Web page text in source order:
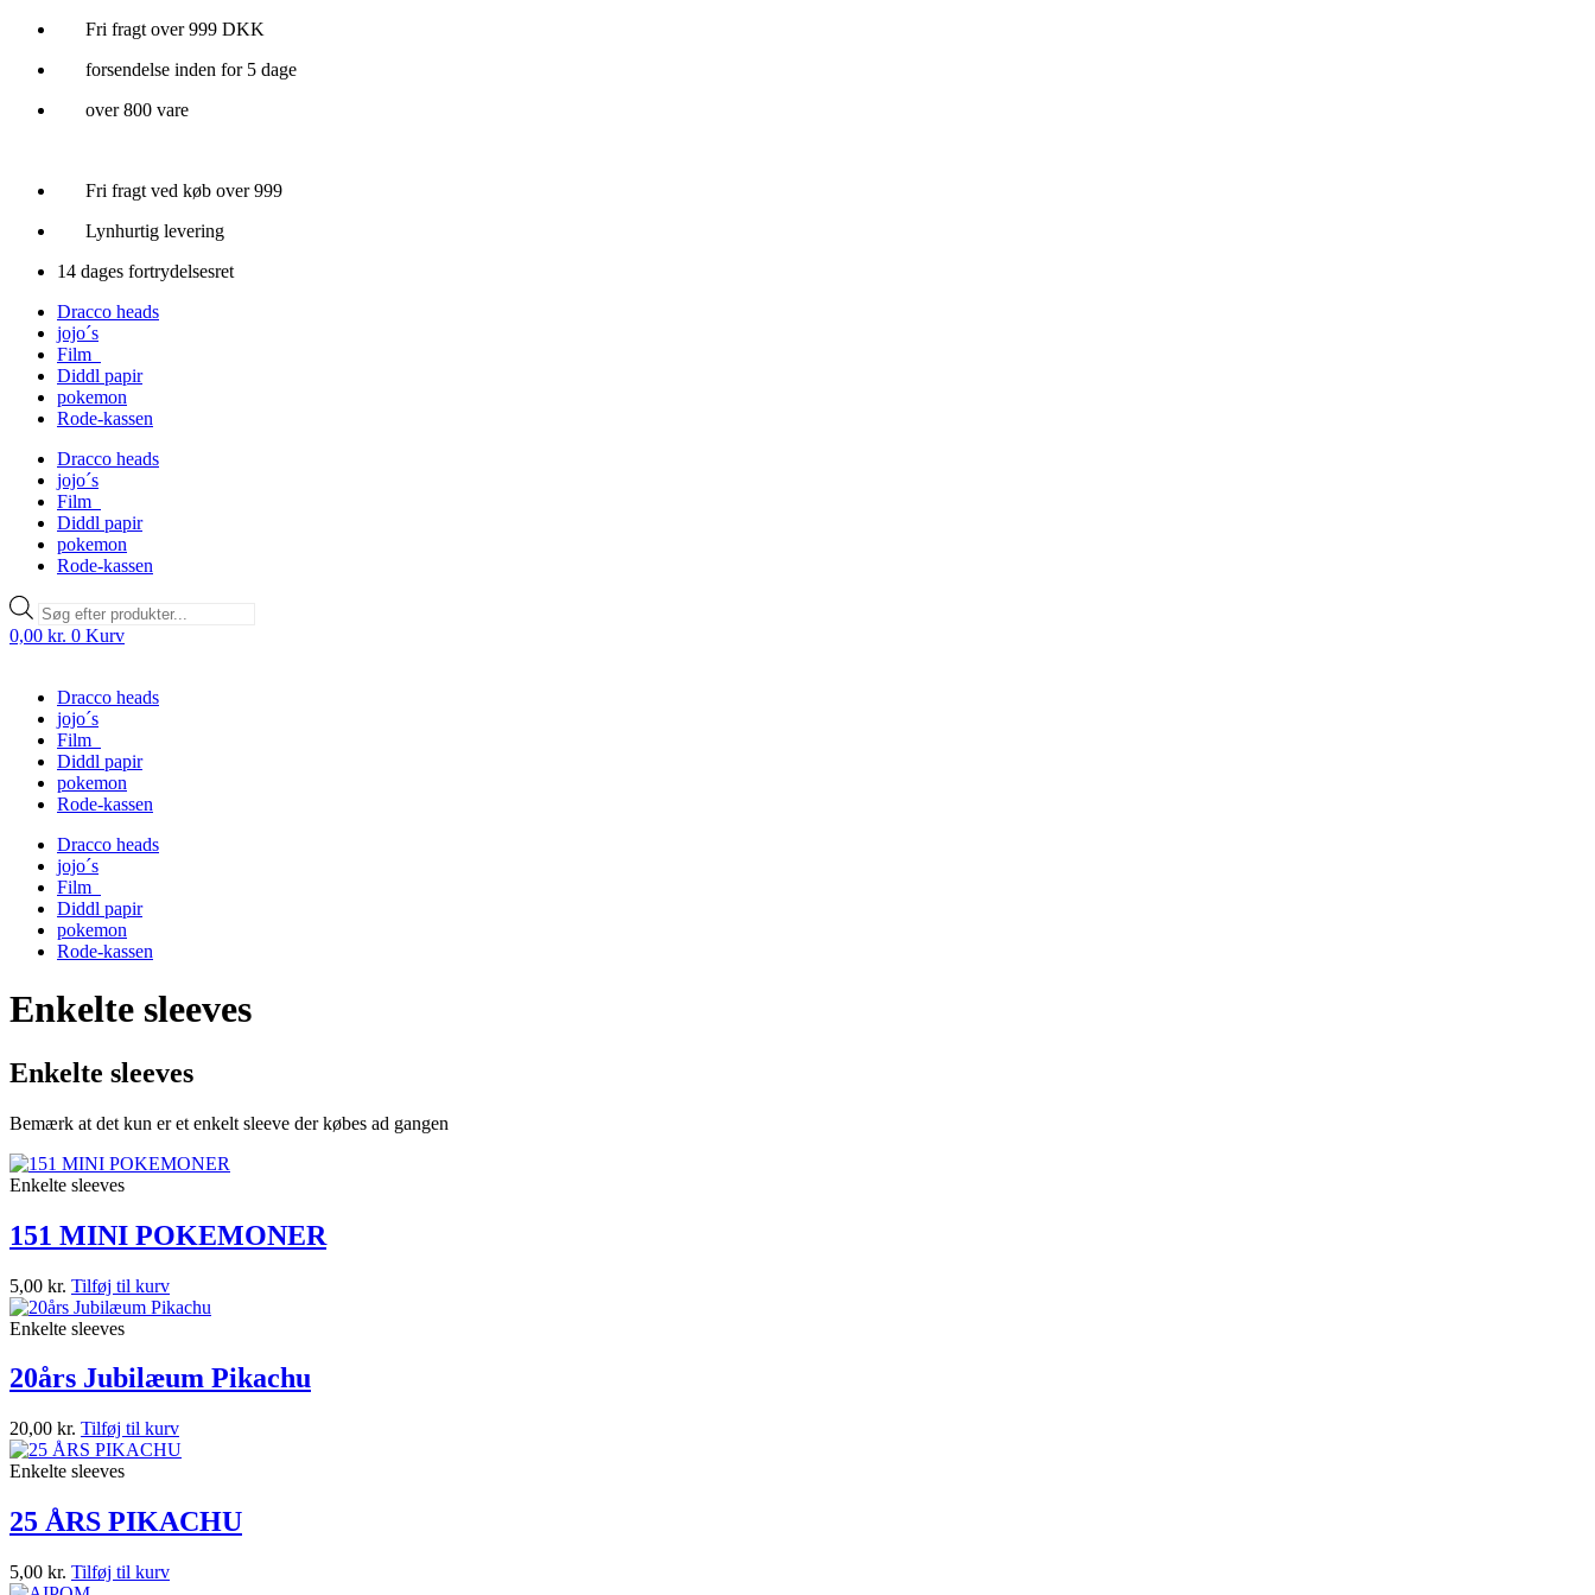
Videre
indhold
Fri fragt over 999 DKK
forsendelse inden for 5 dage
over 800 vare
Fri fragt ved køb over 999
Lynhurtig levering
14 dages fortrydelsesret
Dracco heads
jojo´s
Film
Diddl papir
pokemon
Rode-kassen
Dracco heads
jojo´s
Film
Diddl papir
pokemon
Rode-kassen
Products
search
0,00 kr. 0 Kurv
Dracco heads
jojo´s
Film
Diddl papir
pokemon
Rode-kassen
Dracco heads
jojo´s
Film
Diddl papir
pokemon
Rode-kassen
Enkelte sleeves
Enkelte sleeves
Bemærk at det kun er et enkelt sleeve der købes ad gangen
Enkelte sleeves
151 MINI POKEMONER
5,00 kr. Tilføj til kurv
Enkelte sleeves
20års Jubilæum Pikachu
20,00 kr. Tilføj til kurv
Enkelte sleeves
25 ÅRS PIKACHU
5,00 kr. Tilføj til kurv